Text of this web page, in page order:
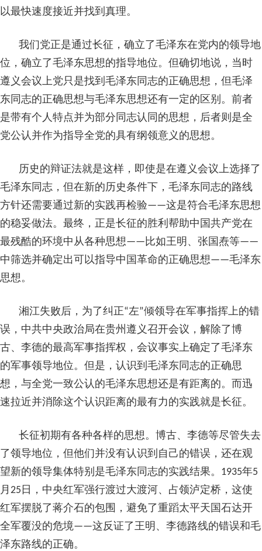
以最快速度接近并找到真理。
我们党正是通过长征，确立了毛泽东在党内的领导地
位，确立了毛泽东思想的指导地位。但确切地说，当时
遵义会议上党只是找到毛泽东同志的正确思想，但毛泽
东同志的正确思想与毛泽东思想还有一定的区别。前者
是带有个人特点并为部分同志认同的思想，后者则是全
党公认并作为指导全党的具有纲领意义的思想。
历史的辩证法就是这样，即使是在遵义会议上选择了
毛泽东同志，但在新的历史条件下，毛泽东同志的路线
方针还需要通过新的实践再检验——这是符合毛泽东思想
的稳妥做法。最终，正是长征的胜利帮助中国共产党在
最残酷的环境中从各种思想——比如王明、张国焘等——
中筛选并确定出可以指导中国革命的正确思想——毛泽东
思想。
湘江失败后，为了纠正“左”倾领导在军事指挥上的错
误，中共中央政治局在贵州遵义召开会议，解除了博
古、李德的最高军事指挥权，会议事实上确定了毛泽东
的军事领导地位。但是，认识到毛泽东同志的正确思
想，与全党一致公认的毛泽东思想还是有距离的。而迅
速拉近并消除这个认识距离的最有力的实践就是长征。
长征初期有各种各样的思想。博古、李德等尽管失去
了领导地位，但他们并没有认识到自己的错误，还在观
望新的领导集体特别是毛泽东同志的实践结果。1935年5
月25日，中央红军强行渡过大渡河、占领泸定桥，这使
红军摆脱了蒋介石的包围，避免了重蹈太平天国石达开
全军覆没的危境——这反证了王明、李德路线的错误和毛
泽东路线的正确。